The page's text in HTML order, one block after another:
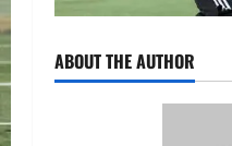
ABOUT THE AUTHOR